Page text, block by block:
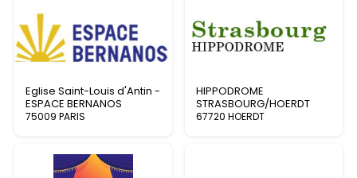
Eglise Saint-Louis d'Antin -
ESPACE BERNANOS
75009 PARIS
HIPPODROME
STRASBOURG/HOERDT
67720 HOERDT